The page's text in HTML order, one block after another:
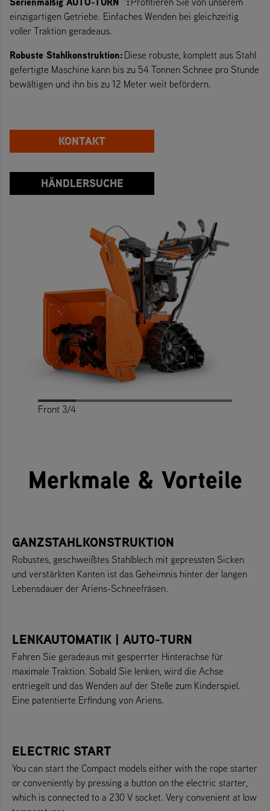
einzigartigen Getriebe. Einfaches Wenden bei gleichzeitig
voller Traktion geradeaus.
Robuste Stahlkonstruktion: Diese robuste, komplett aus Stahl
gefertigte Maschine kann bis zu 54 Tonnen Schnee pro Stunde
bewältigen und ihn bis zu 12 Meter weit befördern.
KONTAKT
HÄNDLERSUCHE
Front 3/4
Merkmale & Vorteile
GANZSTAHLKONSTRUKTION
Robustes, geschweißtes Stahlblech mit gepressten Sicken
und verstärkten Kanten ist das Geheimnis hinter der langen
Lebensdauer der Ariens-Schneefräsen.
LENKAUTOMATIK | AUTO-TURN
Fahren Sie geradeaus mit gesperrter Hinterachse für
maximale Traktion. Sobald Sie lenken, wird die Achse
entriegelt und das Wenden auf der Stelle zum Kinderspiel.
Eine patentierte Erfindung von Ariens.
ELECTRIC START
You can start the Compact models either with the rope starter
or conveniently by pressing a button on the electric starter,
which is connected to a 230 V socket. Very convenient at low